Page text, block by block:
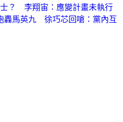
士？ 李翔宙：應變計畫未執行
轟馬英九 徐巧芯回嗆：黨內互